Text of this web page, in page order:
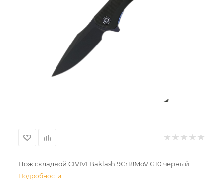
Нож складной CIVIVI Baklash 9Cr18MoV G10 черный
Подробности